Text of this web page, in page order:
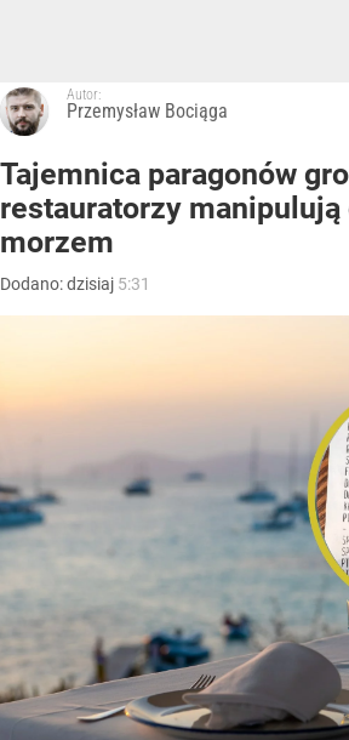
Autor:
Przemysław Bociąga
Tajemnica paragonów
restauratorzy manipulują
morzem
Dodano:dzisiaj 5:31